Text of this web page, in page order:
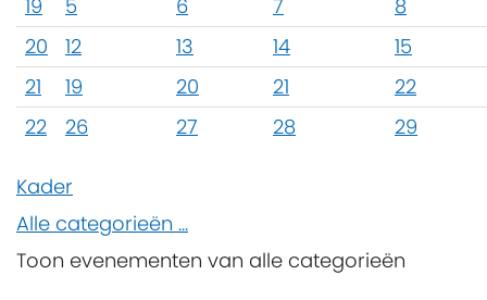
19
5 6 7
8
20
12 13 14
15
21
19 20 21
22
22
26 27 28 29
Kader
Alle categorieën ...
Toon evenementen van alle categorieën